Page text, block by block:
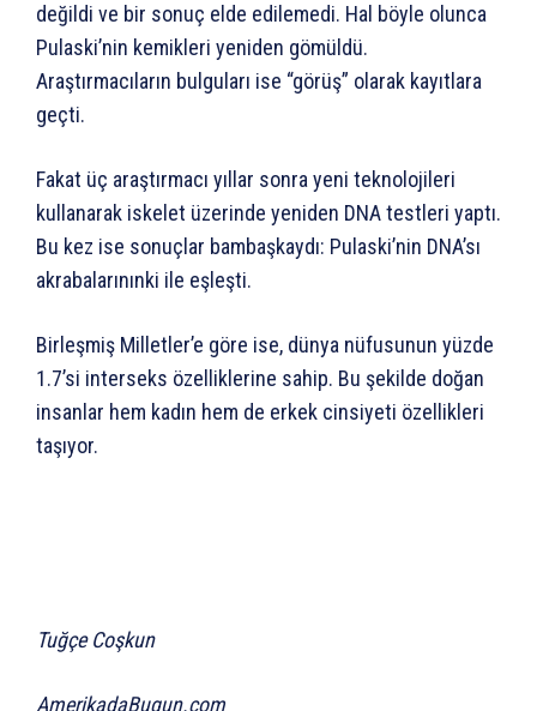
değildi ve bir sonuç elde edilemedi. Hal böyle olunca
Pulaski’nin kemikleri yeniden gömüldü.
Araştırmacıların bulguları ise “görüş” olarak kayıtlara
geçti.
Fakat üç araştırmacı yıllar sonra yeni teknolojileri
kullanarak iskelet üzerinde yeniden DNA testleri yaptı.
Bu kez ise sonuçlar bambaşkaydı: Pulaski’nin DNA’sı
akrabalarınınki ile eşleşti.
Birleşmiş Milletler’e göre ise, dünya nüfusunun yüzde
1.7’si interseks özelliklerine sahip. Bu şekilde doğan
insanlar hem kadın hem de erkek cinsiyeti özellikleri
taşıyor.
Tuğçe Coşkun
AmerikadaBugun.com